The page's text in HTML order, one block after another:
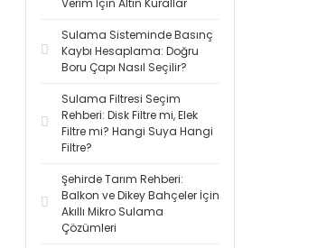
Verim İçin Altın Kurallar
Sulama Sisteminde Basınç
Kaybı Hesaplama: Doğru
Boru Çapı Nasıl Seçilir?
Sulama Filtresi Seçim
Rehberi: Disk Filtre mi, Elek
Filtre mi? Hangi Suya Hangi
Filtre?
Şehirde Tarım Rehberi:
Balkon ve Dikey Bahçeler İçin
Akıllı Mikro Sulama
Çözümleri